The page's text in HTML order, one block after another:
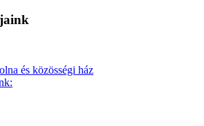
és közösségi ház